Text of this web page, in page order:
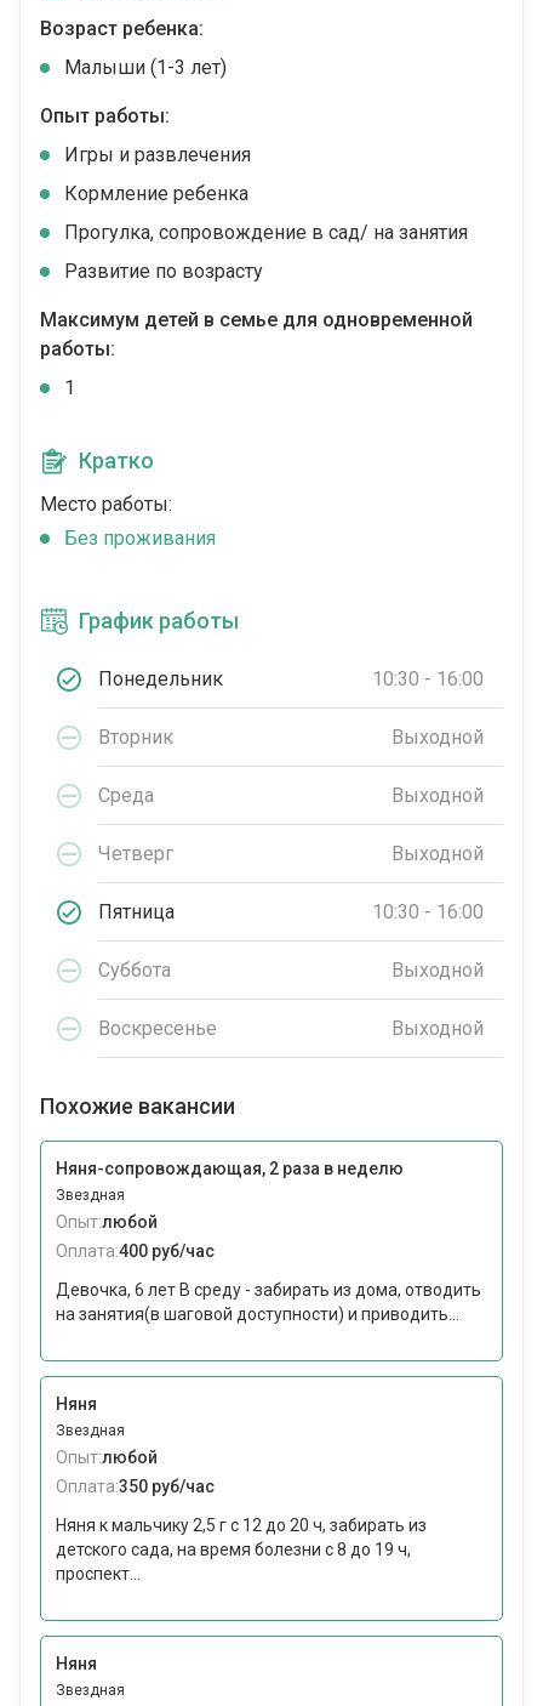
Возраст ребенка:
Малыши (1-3 лет)
Опыт работы:
Игры и развлечения
Кормление ребенка
Прогулка, сопровождение в сад/ на занятия
Развитие по возрасту
Максимум детей в семье для одновременной
работы:
1
Кратко
Место работы:
Без проживания
График работы
Понедельник 10:30 - 16:00
Вторник Выходной
Среда Выходной
Четверг Выходной
Пятница 10:30 - 16:00
Суббота Выходной
Воскресенье Выходной
Похожие вакансии
Няня-сопровождающая, 2 раза в неделю
Звездная
Опыт:любой
Оплата:400 руб/час
Девочка, 6 лет В среду - забирать из дома, отводить
на занятия(в шаговой доступности) и приводить...
Няня
Звездная
Опыт:любой
Оплата:350 руб/час
Няня к мальчику 2,5 г с 12 до 20 ч, забирать из
детского сада, на время болезни с 8 до 19 ч,
проспект...
Няня
Звездная